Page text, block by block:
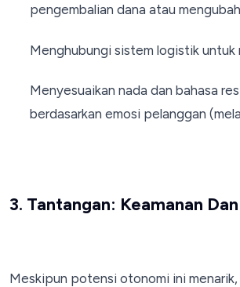
pengembalian dana atau
Menghubungi sistem logistik untuk
Menyesuaikan nada dan bahasa
berdasarkan emosi pelanggan
3. Tantangan: Keamanan
Meskipun potensi otonomi ini